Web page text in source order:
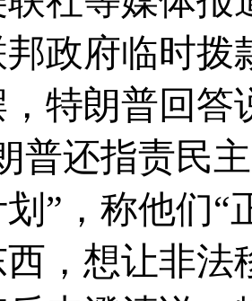
邦政府临时
特朗普回答
普还指责民
”，称他们“
，想让非法